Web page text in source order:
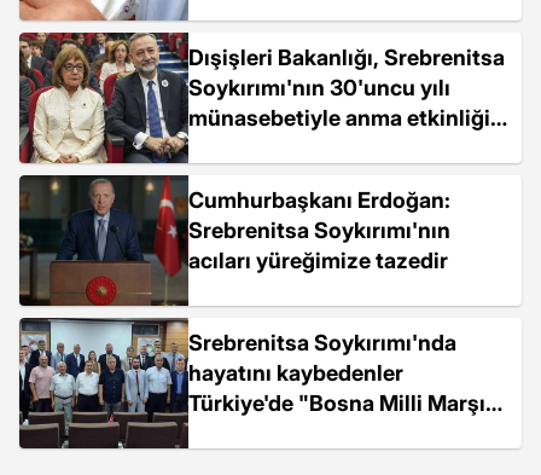
Dışişleri Bakanlığı, Srebrenitsa
Soykırımı'nın 30'uncu yılı
münasebetiyle anma etkinliği
Cumhurbaşkanı Erdoğan:
Srebrenitsa Soykırımı'nın
acıları yüreğimize tazedir
Srebrenitsa Soykırımı'nda
hayatını kaybedenler
Türkiye'de "Bosna Milli Marşı"